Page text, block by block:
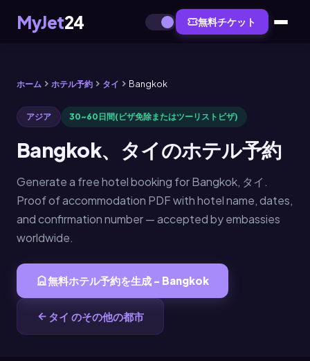
MyJet24 無料チケット
ホーム ホテル予約 タイ Bangkok
アジア 30~60日間(ビザ免除またはツーリストビザ)
Bangkok、タイのホテル予約
Generate a free hotel booking for Bangkok, タイ.
Proof of accommodation PDF with hotel name, dates,
and confirmation number — accepted by embassies
worldwide.
無料ホテル予約を生成 - Bangkok
タイ のその他の都市